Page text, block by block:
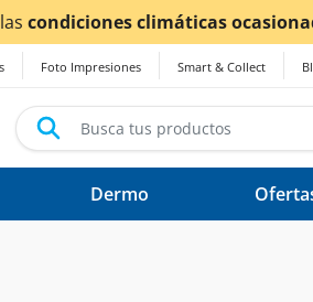
condiciones climáticas
Foto Impresiones Smart & Collect
Dermo